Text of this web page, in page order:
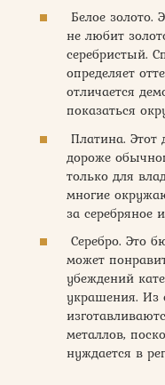
Белое золото.
не любит
серебристый.
определяет
отличается
показаться
Платина. Этот
дороже
только для
многие
за серебряное
Серебро. Это
может
убеждений
украшения. Из
металлов,
нуждается в